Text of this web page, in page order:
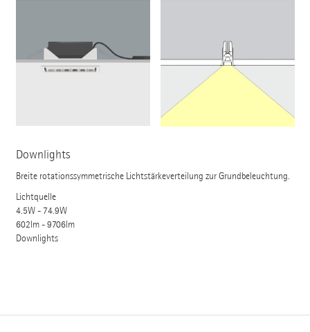
Downlights
Breite rotationssymmetrische Lichtstärkeverteilung zur Grundbeleuchtung.
Lichtquelle
4.5W - 74.9W
602lm - 9706lm
Downlights